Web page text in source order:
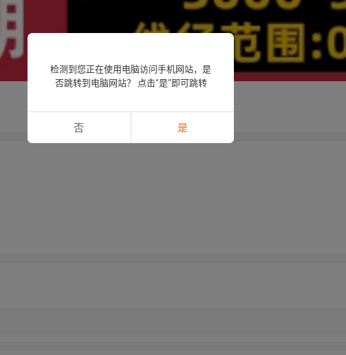
检测到您正在使用电脑访问手机网站，是
否跳转到电脑网站？ 点击“是”即可跳转
否 是